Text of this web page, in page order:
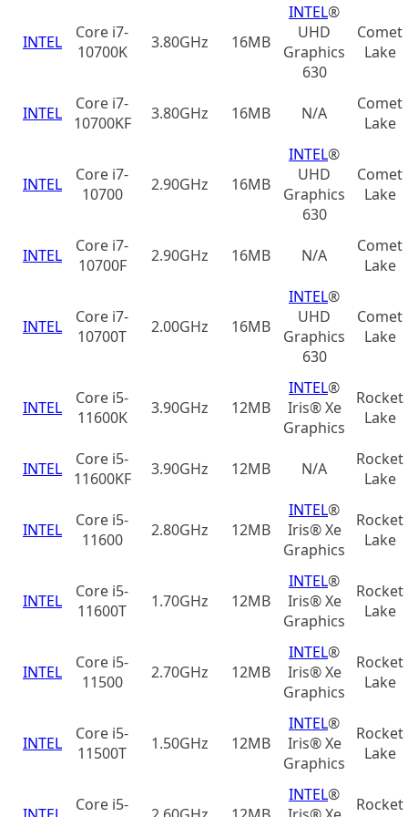
INTEL
Core i7-
10700K
3.80GHz 16MB
INTEL®
UHD
Graphics
630
Comet
Lake
INTEL
Core i7-
10700KF
3.80GHz 16MB N/A
Comet
Lake
INTEL
Core i7-
10700
2.90GHz 16MB
INTEL®
UHD
Graphics
630
Comet
Lake
INTEL
Core i7-
10700F
2.90GHz 16MB N/A
Comet
Lake
INTEL
Core i7-
10700T
2.00GHz 16MB
INTEL®
UHD
Graphics
630
Comet
Lake
INTEL
Core i5-
11600K
3.90GHz 12MB
INTEL®
Iris® Xe
Graphics
Rocket
Lake
INTEL
Core i5-
11600KF
3.90GHz 12MB N/A
Rocket
Lake
INTEL
Core i5-
11600
2.80GHz 12MB
INTEL®
Iris® Xe
Graphics
Rocket
Lake
INTEL
Core i5-
11600T
1.70GHz 12MB
INTEL®
Iris® Xe
Graphics
Rocket
Lake
INTEL
Core i5-
11500
2.70GHz 12MB
INTEL®
Iris® Xe
Graphics
Rocket
Lake
INTEL
Core i5-
11500T
1.50GHz 12MB
INTEL®
Iris® Xe
Graphics
Rocket
Lake
Core i5-
INTEL®
Rocket